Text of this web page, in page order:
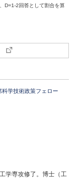
D=1-2回答として割合を算
学技術政策フェロー
学専攻修了。博士（工